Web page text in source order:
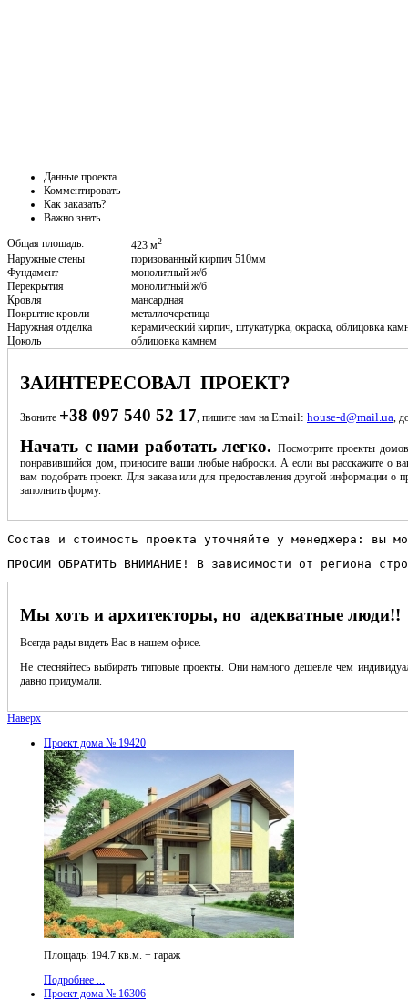
Данные проекта
Комментировать
Как заказать?
Важно знать
Общая площадь:
423 м2
Наружные стены
поризованный кирпич 510мм
Фундамент
монолитный ж/б
Перекрытия
монолитный ж/б
Кровля
мансардная
Покрытие кровли
металлочерепица
Наружная отделка
керамический кирпич, штукатурка, окраска, облицовка
Цоколь
облицовка камнем
ЗАИНТЕРЕСОВАЛ ПРОЕКТ?
Звоните +38 097 540 52 17 , пишите нам на Email: house-d@mail.ua ,
Начать с нами работать легко. Посмотрите проекты
понравившийся дом, приносите ваши любые наброски. А если вы расскажите о
вам подобрать проект. Для заказа или для предоставления другой информации о
заполнить форму.
Состав и стоимость проекта уточняйте у менеджера:
ПРОСИМ ОБРАТИТЬ ВНИМАНИЕ! В зависимости от региона
Мы хоть и архитекторы, но адекватные люди!!
Всегда рады видеть Вас в нашем офисе.
Не стесняйтесь выбирать типовые проекты. Они намного дешевле чем
давно придумали.
Наверх
Проект дома № 19420
Площадь: 194.7 кв.м. + гараж
Подробнее ...
Проект дома № 16306